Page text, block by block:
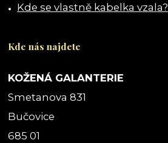
Kde se vlastně kabelka vzala?
Kde nás najdete
KOŽENÁ GALANTERIE
Smetanova 831
Bučovice
685 01